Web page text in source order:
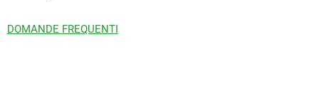
DOMANDE FREQUENTI